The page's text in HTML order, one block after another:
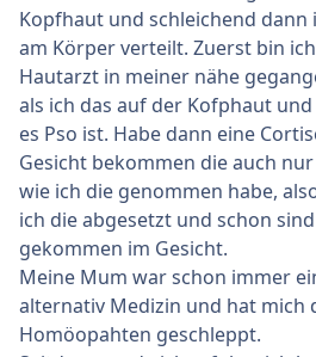
Kopfhaut und schleichend dann
am Körper verteilt. Zuerst bin
Hautarzt in meiner nähe
als ich das auf der Kofphaut
es Pso ist. Habe dann eine
Gesicht bekommen die auch
wie ich die genommen habe,
ich die abgesetzt und schon
gekommen im Gesicht.
Meine Mum war schon immer
alternativ Medizin und hat mich
Homöopahten geschleppt.